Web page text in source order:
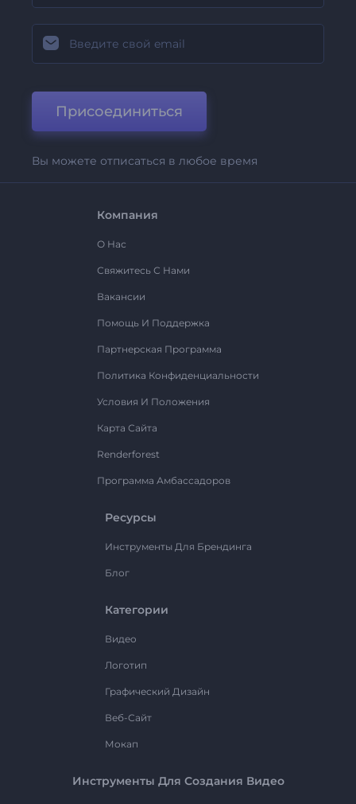
Присоединиться
Вы можете отписаться в любое время
Компания
О Нас
Свяжитесь С Нами
Вакансии
Помощь И Поддержка
Партнерская Программа
Политика Конфиденциальности
Условия И Положения
Карта Сайта
Renderforest
Программа Амбассадоров
Ресурсы
Инструменты Для Брендинга
Блог
Категории
Видео
Логотип
Графический Дизайн
Веб-Сайт
Мокап
Инструменты Для Создания Видео